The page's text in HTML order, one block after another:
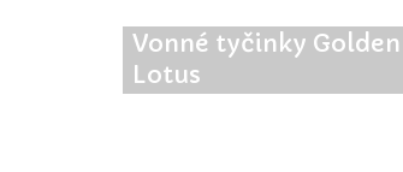
Vonné tyčinky Golden
Lotus